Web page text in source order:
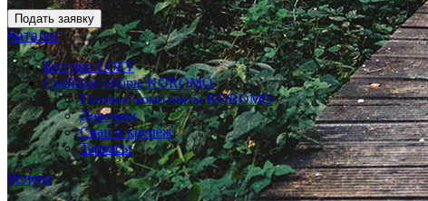
Подать заявку
Каталог
Беседки LOFT
Свайные опоры KOROMO
Готовые комплекты KOROMO
Дорожки
Сваи и крепёж
Террасы
Услуги